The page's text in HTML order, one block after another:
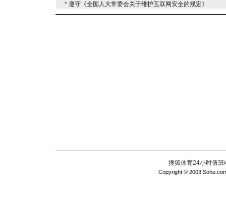
* 遵守《全国人大常委会关于维护互联网安全的规定》
搜狐体育24小时值
Copyright © 2003